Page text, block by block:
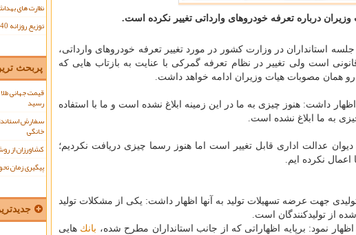
درباره تعرفه خودروهای وارداتی تغییر نكرده است.
استانداران در وزارت كشور در مورد تغییر تعرفه خودروهای وارداتی،
است ولی تغییر در نظام تعرفه گمركی با عنایت به بازتاب هایی كه
همان مصوبات هیات وزیران ادامه خواهد داشت.
داشت: هنوز چیزی به ما در این زمینه ابلاغ نشده است و ما با استفاده
به ما ابلاغ نشده است.
عدالت اداری قابل تغییر است اما هنوز رسما چیزی دریافت نكردیم؛
اعمال نكرده ایم.
جهت عرضه تسهیلات تولید به آنها اظهار داشت: یكی از مشكلات تولید
از تولیدكنندگان است.
نمود: برپایه اظهاراتی كه از جانب استانداران مطرح شده، بانك هایی
نظارت های
توزیع روزانه 40 تن قارچ در تهران
پربحث
رسید
سفارش
خانگی
کشاورزان از
پیگیری زمان